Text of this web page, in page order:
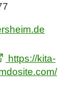
rsh m d
https://kita-